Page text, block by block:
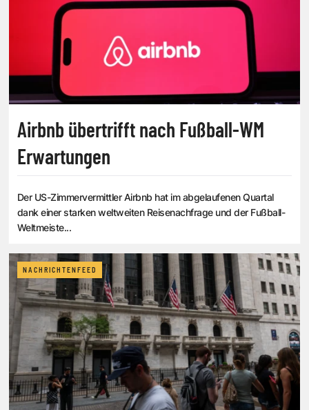
Airbnb übertrifft nach Fußball-WM
Erwartungen
Der US-Zimmervermittler Airbnb hat im abgelaufenen Quartal
dank einer starken weltweiten Reisenachfrage und der Fußball-
Weltmeiste...
NACHRICHTENFEED